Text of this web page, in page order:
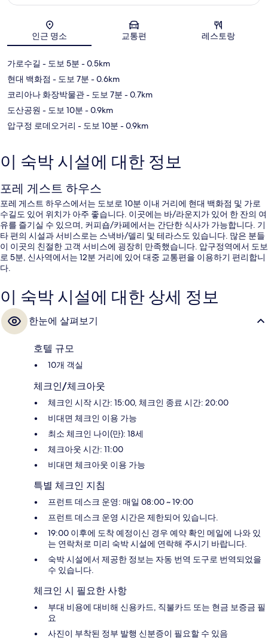
지도
인근 명소 교통편 레스토랑
가로수길 - 도보 5분 - 0.5km
현대 백화점 - 도보 7분 - 0.6km
코리아나 화장박물관- 도보 7분 - 0.7km
도산공원 - 도보 10분 - 0.9km
압구정 로데오거리 - 도보 10분 - 0.9km
이 숙박 시설에 대한 정보
포레 게스트 하우스
포레 게스트 하우스에서는 도보로 10분 이내 거리에 현대 백화점 및 가로
수길도 있어 위치가 아주 좋습니다. 이곳에는 바/라운지가 있어 한 잔의 여
유를 즐기실 수 있으며, 커피숍/카페에서는 간단한 식사가 가능합니다. 기
타 편의 시설과 서비스로는 스낵바/델리 및 테라스도 있습니다. 많은 분들
이 이곳의 친절한 고객 서비스에 굉장히 만족했습니다. 압구정역에서 도보
로 5분, 신사역에서는 12분 거리에 있어 대중 교통편을 이용하기 편리합니
다.
이 숙박 시설에 대한 상세 정보
한눈에 살펴보기
호텔 규모
10개 객실
체크인/체크아웃
체크인 시작 시간: 15:00, 체크인 종료 시간: 20:00
비대면 체크인 이용 가능
최소 체크인 나이(만): 18세
체크아웃 시간: 11:00
비대면 체크아웃 이용 가능
특별 체크인 지침
프런트 데스크 운영: 매일 08:00 ~ 19:00
프런트 데스크 운영 시간은 제한되어 있습니다.
19:00 이후에 도착 예정이신 경우 예약 확인 메일에 나와 있
는 연락처로 미리 숙박 시설에 연락해 주시기 바랍니다.
숙박 시설에서 제공한 정보는 자동 번역 도구로 번역되었을
수 있습니다.
체크인 시 필요한 사항
부대 비용에 대비해 신용카드, 직불카드 또는 현금 보증금 필
요
사진이 부착된 정부 발행 신분증이 필요할 수 있음